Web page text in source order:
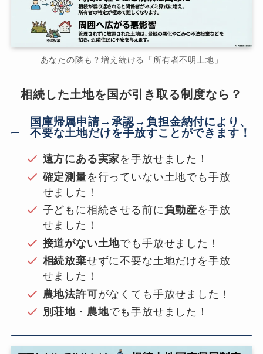
あなたの隣も？増え続ける「所有者不明土地」
相続した土地を国が引き取る制度なら？
国庫帰属申請→承認→負担金納付により、
不要な土地だけを手放すことができます！
遠方にある実家を手放せました！
確定測量を行っていない土地でも手放
せました！
子どもに相続させる前に負動産を手放
せました！
接道がない土地でも手放せました！
相続放棄せずに不要な土地だけを手放
せました！
農地法許可がなくても手放せました！
別荘地 ・ 農地でも手放せました！